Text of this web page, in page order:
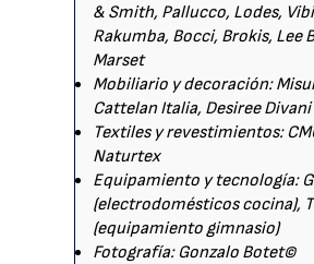
& Smith, Pallucco, Lodes,
Rakumba, Bocci, Brokis, Lee
Marset
Mobiliario y decoración:
Cattelan Italia, Desiree Divani
Textiles y revestimientos:
Naturtex
Equipamiento y tecnología:
(electrodomésticos cocina),
(equipamiento gimnasio)
Fotografía: Gonzalo Botet©